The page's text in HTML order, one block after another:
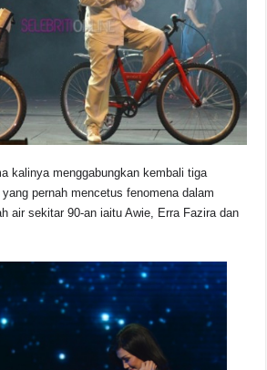
s
n
k
kalinya menggabungkan kembali tiga
pernah mencetus fenomena dalam
air sekitar 90-an iaitu Awie, Erra Fazira dan